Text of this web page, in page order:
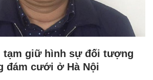
tạm giữ hình sự đối tượng
đám cưới ở Hà Nội